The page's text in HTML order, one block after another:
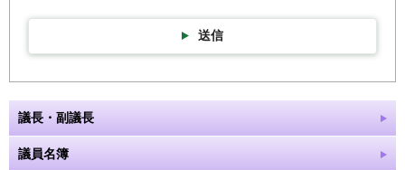
送信
議長・副議長
議員名簿